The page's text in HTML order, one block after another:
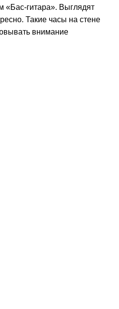
«Бас-гитара». Выглядят
Такие часы на стене
внимание